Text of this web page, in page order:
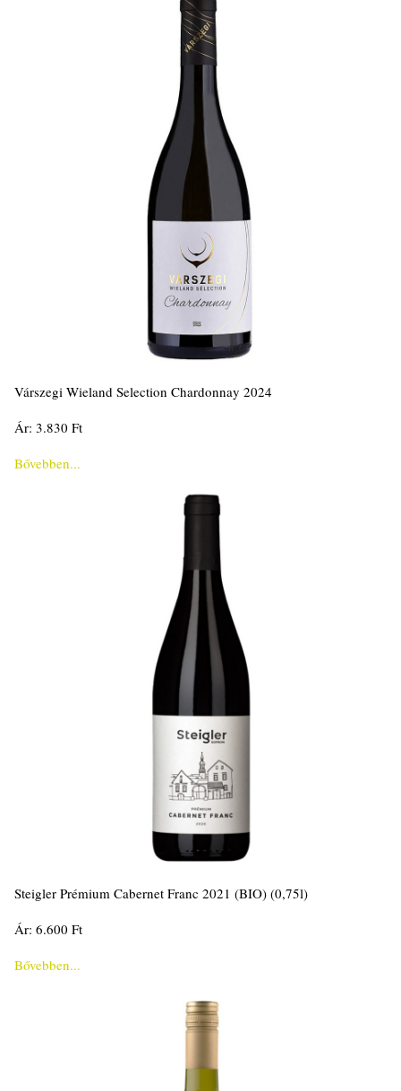
Várszegi Wieland Selection Chardonnay 2024
Ár: 3.830 Ft
Bővebben...
Steigler Prémium Cabernet Franc 2021 (BIO) (0,75l)
Ár: 6.600 Ft
Bővebben...